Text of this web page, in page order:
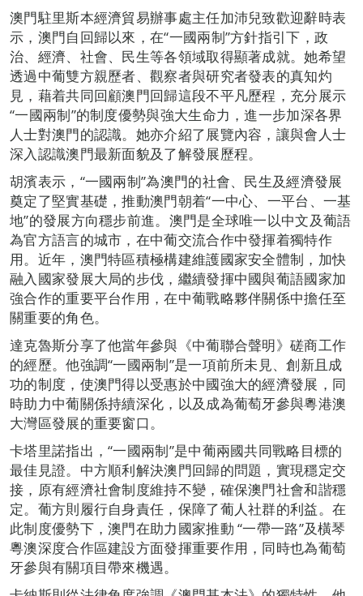
澳門駐里斯本經濟貿易辦事處主任加沛兒致歡迎辭時表
示，澳門自回歸以來，在“一國兩制”方針指引下，政
治、經濟、社會、民生等各領域取得顯著成就。她希望
透過中葡雙方親歷者、觀察者與研究者發表的真知灼
見，藉着共同回顧澳門回歸這段不平凡歷程，充分展示
“一國兩制”的制度優勢與強大生命力，進一步加深各界
人士對澳門的認識。她亦介紹了展覽內容，讓與會人士
深入認識澳門最新面貌及了解發展歷程。
胡濱表示，“一國兩制”為澳門的社會、民生及經濟發展
奠定了堅實基礎，推動澳門朝着“一中心、一平台、一基
地”的發展方向穩步前進。澳門是全球唯一以中文及葡語
為官方語言的城市，在中葡交流合作中發揮着獨特作
用。近年，澳門特區積極構建維護國家安全體制，加快
融入國家發展大局的步伐，繼續發揮中國與葡語國家加
強合作的重要平台作用，在中葡戰略夥伴關係中擔任至
關重要的角色。
達克魯斯分享了他當年參與《中葡聯合聲明》磋商工作
的經歷。他強調“一國兩制”是一項前所未見、創新且成
功的制度，使澳門得以受惠於中國強大的經濟發展，同
時助力中葡關係持續深化，以及成為葡萄牙參與粵港澳
大灣區發展的重要窗口。
卡塔里諾指出，“一國兩制”是中葡兩國共同戰略目標的
最佳見證。中方順利解決澳門回歸的問題，實現穩定交
接，原有經濟社會制度維持不變，確保澳門社會和諧穩
定。葡方則履行自身責任，保障了葡人社群的利益。在
此制度優勢下，澳門在助力國家推動 “一帶一路”及橫琴
粵澳深度合作區建設方面發揮重要作用，同時也為葡萄
牙參與有關項目帶來機遇。